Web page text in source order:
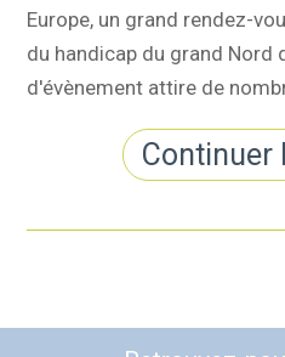
Europe, un grand rendez-
du handicap du grand Nord
d'évènement attire de
Continuer